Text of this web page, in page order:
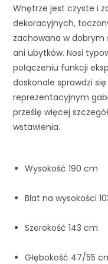
Wnętrze jest czyste i
dekoracyjnych,
zachowana w dobrym
ani ubytków. Nosi
połączeniu funkcji
doskonale sprawdzi
reprezentacyjnym
prześlę więcej
wstawienia.
Wysokość 190 cm
Blat na wysokości
Szerokość 143 cm
Głębokość 47/55